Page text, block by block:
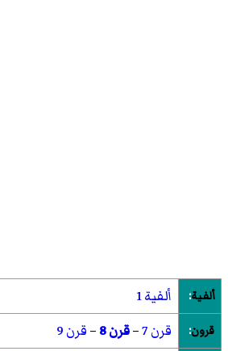
ألفية: ألفية 1
قرون: قرن 7 –قرن 8 –قرن 9